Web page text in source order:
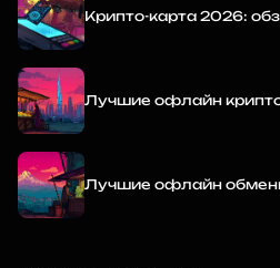
Крипто-карта 2026:
Лучшие офлайн
Лучшие офлайн